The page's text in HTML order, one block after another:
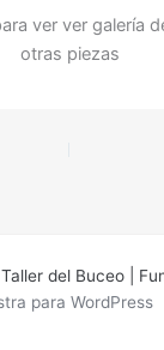
ver ver galería
otras piezas
del Buceo |
para WordPress